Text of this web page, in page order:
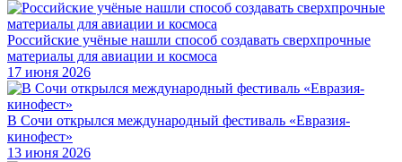
Российские учёные нашли способ создавать сверхпрочные
материалы для авиации и космоса
17 июня 2026
В Сочи открылся международный фестиваль «Евразия-
кинофест»
13 июня 2026